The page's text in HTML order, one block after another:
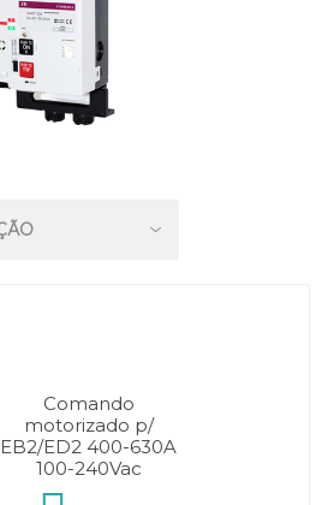
Comando
motorizado p/
EB2/ED2 400-630A
100-240Vac